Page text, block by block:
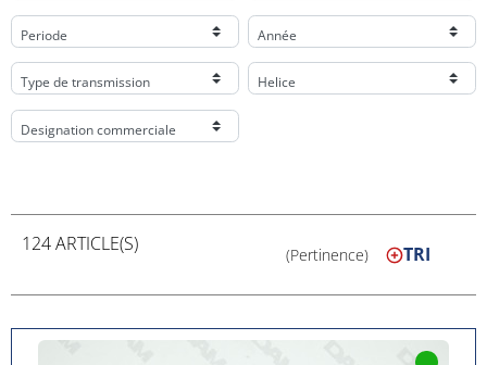
Periode Année
Type de transmission Helice
Designation commerciale
124 ARTICLE(S) (Pertinence) TRI